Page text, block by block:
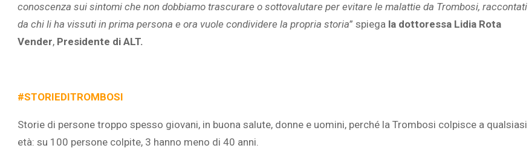
conoscenza sui sintomi che non dobbiamo trascurare o sottovalutare per evitare le malattie da Trombosi, raccontati
da chi li ha vissuti in prima persona e ora vuole condividere la propria storia” spiega la dottoressa Lidia Rota
Vender, Presidente di ALT.
#STORIEDITROMBOSI
Storie di persone troppo spesso giovani, in buona salute, donne e uomini, perché la Trombosi colpisce a qualsiasi
età: su 100 persone colpite, 3 hanno meno di 40 anni.